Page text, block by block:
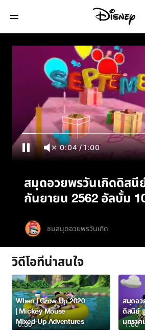
สมุดอวยพรวันเกิดดิสนีย์ประจ
2562 อัลบั้ม 10
0:05/1:00
สมุดอวยพรวันเกิดดิสนี
กันยายน 2562 อัลบั้ม
ชมสมุดอวยพรวันเกิด
วิดีโอที่น่าสนใจ
0:30
When I Grow Up 2020
| Mickey Mouse
Mixed-Up Adventures
1:00
สมุดอว
ดิสนีย์
มกราค